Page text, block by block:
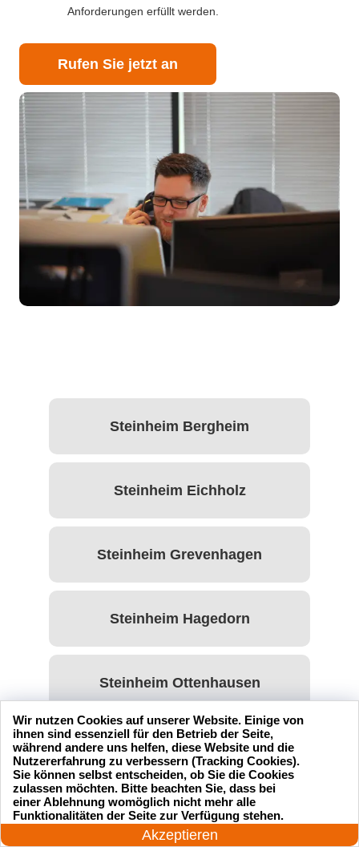
Anforderungen erfüllt werden.
Rufen Sie jetzt an
Steinheim Bergheim
Steinheim Eichholz
Steinheim Grevenhagen
Steinheim Hagedorn
Steinheim Ottenhausen
Steinheim Rolfzen
Steinheim Sandebeck
24 Stunden am Tag
Akzeptieren
Wir nutzen Cookies auf unserer Website. Einige von
ihnen sind essenziell für den Betrieb der Seite,
während andere uns helfen, diese Website und die
Nutzererfahrung zu verbessern (Tracking Cookies).
Sie können selbst entscheiden, ob Sie die Cookies
zulassen möchten. Bitte beachten Sie, dass bei
einer Ablehnung womöglich nicht mehr alle
Funktionalitäten der Seite zur Verfügung stehen.